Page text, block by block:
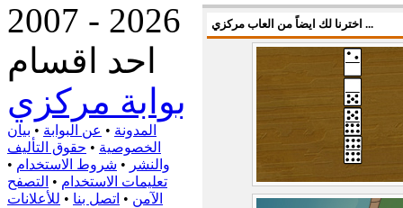
اخترنا لك ايضاً من العاب مركزي ...
2007 - 2026
احد اقسام
بوابة مركزي
المدونة • عن البوابة • بيان
الخصوصية • حقوق التأليف
والنشر • شروط الاستخدام •
تعليمات الاستخدام • التصفح
الآمن • اتصل بنا • للأعلانات